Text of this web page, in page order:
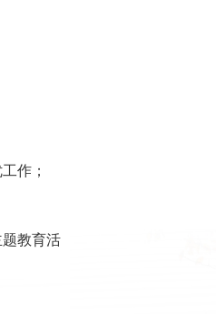
作；
教育活